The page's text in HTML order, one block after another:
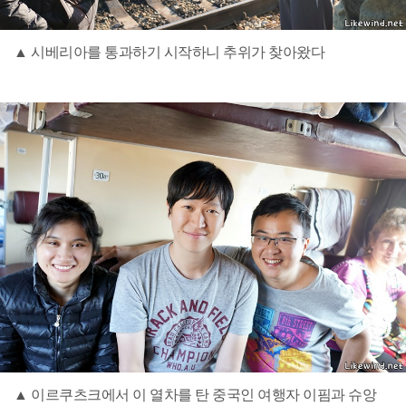
▲ 시베리아를 통과하기 시작하니 추위가 찾아왔다
▲ 이르쿠츠크에서 이 열차를 탄 중국인 여행자 이핌과 슈앙